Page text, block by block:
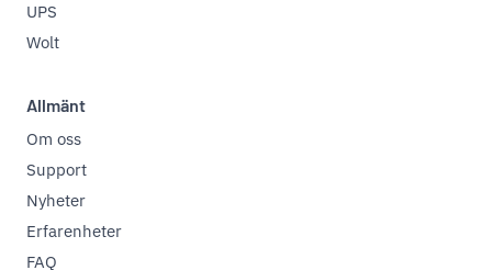
UPS
Wolt
Allmänt
Om oss
Support
Nyheter
Erfarenheter
FAQ